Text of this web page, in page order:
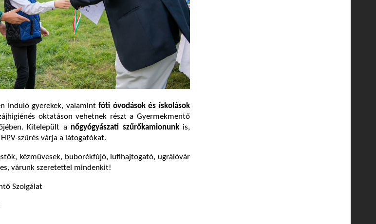
induló gyerekek, valamintfóti óvodások és iskolások
oktatáson vehetnek részt a Gyermekmentő
Kitelepült a nőgyógyászati szűrőkamionunkis,
szűrés várja a látogatókat.
kézművesek, buborékfújó, lufihajtogató, ugrálóvár
várunk szeretettel mindenkit!
Szolgálat